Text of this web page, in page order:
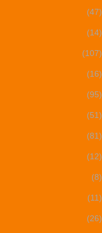
(47)
(14)
(107)
(16)
(95)
(51)
(81)
(12)
(8)
(11)
(26)